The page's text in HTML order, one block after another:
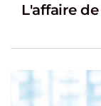
L'affaire